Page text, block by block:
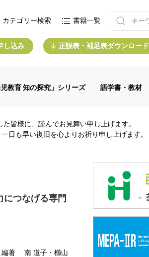
カテゴリー検索 書籍一覧
し込み 正誤表・補足表ダウンロード
児教育 知の探究」シリーズ 語学書・教材
皆様に、謹んでお見舞い申し上げます。
日も早い復旧を心よりお祈り申し上げます。
つなげる専門
編著 南 道子・櫛山